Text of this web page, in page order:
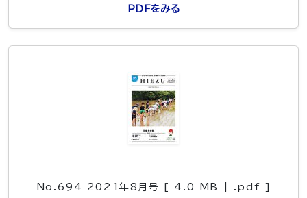
PDFをみる
No.694 2021年8月号 [ 4.0 MB | .pdf ]